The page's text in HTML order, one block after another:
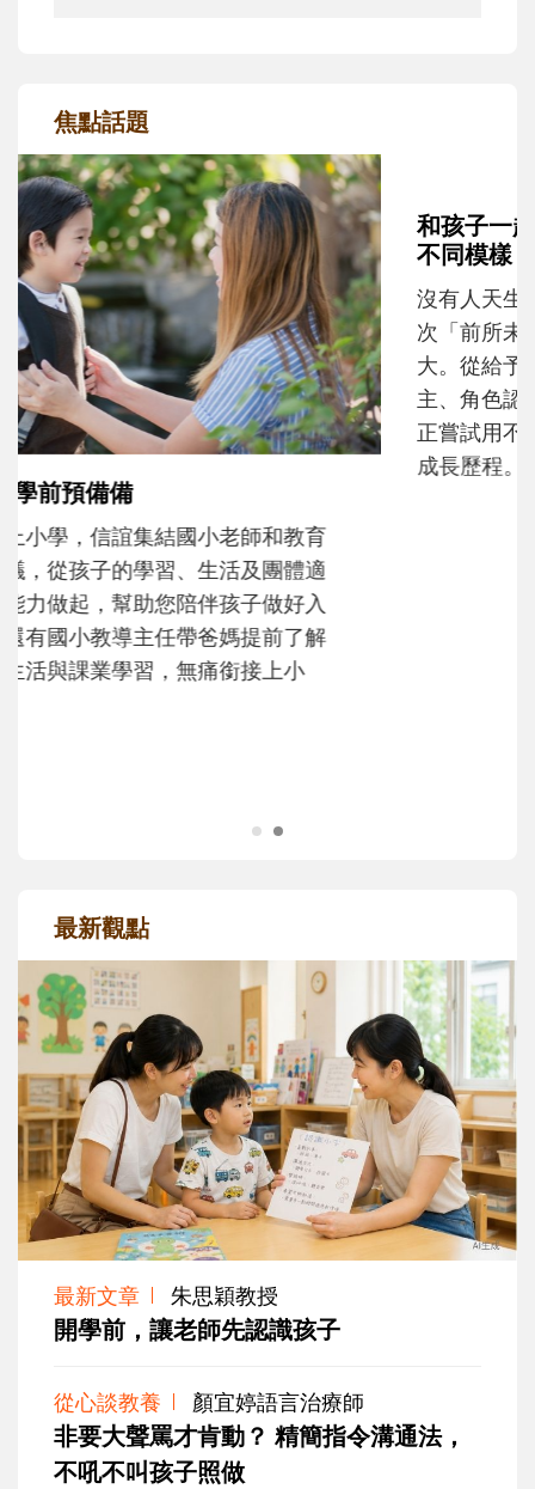
焦點話題
和孩子一起長大的那個男人│讀懂父親的
不同模樣
沒有人天生就擅長當爸爸！男人總是在一次
次「前所未有」的體驗中，跟著孩子一起長
大。從給予安全感的肢體遊戲，到獨立自
主、角色認同及解決問題的能力養成。爸爸
最新觀點
最新文章 朱思穎教授
開學前，讓老師先認識孩子
從心談教養 顏宜婷語言治療師
非要大聲罵才肯動？ 精簡指令溝通法，
不吼不叫孩子照做